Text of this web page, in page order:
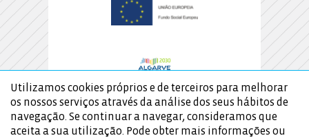
Utilizamos cookies próprios e de terceiros para melhorar
os nossos serviços através da análise dos seus hábitos de
navegação. Se continuar a navegar, consideramos que
aceita a sua utilização. Pode obter mais informações ou